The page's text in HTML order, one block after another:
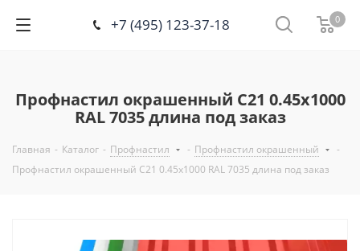
+7 (495) 123-37-18 0
Профнастил окрашенный С21 0.45х1000
RAL 7035 длина под заказ
Главная - Каталог - Профнастил - Профнастил окрашенный
-
Профнастил окрашенный С21 0.45х1000 RAL 7035 длина под заказ